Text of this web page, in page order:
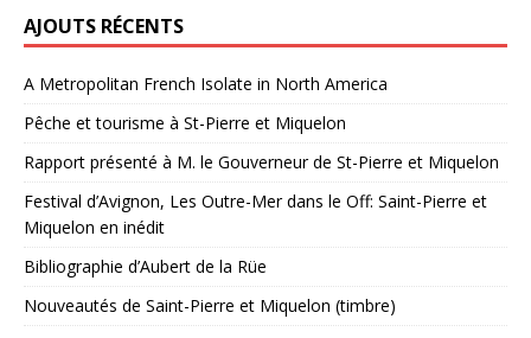
AJOUTS RÉCENTS
A Metropolitan French Isolate in North America
Pêche et tourisme à St-Pierre et Miquelon
Rapport présenté à M. le Gouverneur de St-Pierre et Miquelon
Festival d’Avignon, Les Outre-Mer dans le Off: Saint-Pierre et
Miquelon en inédit
Bibliographie d’Aubert de la Rüe
Nouveautés de Saint-Pierre et Miquelon (timbre)